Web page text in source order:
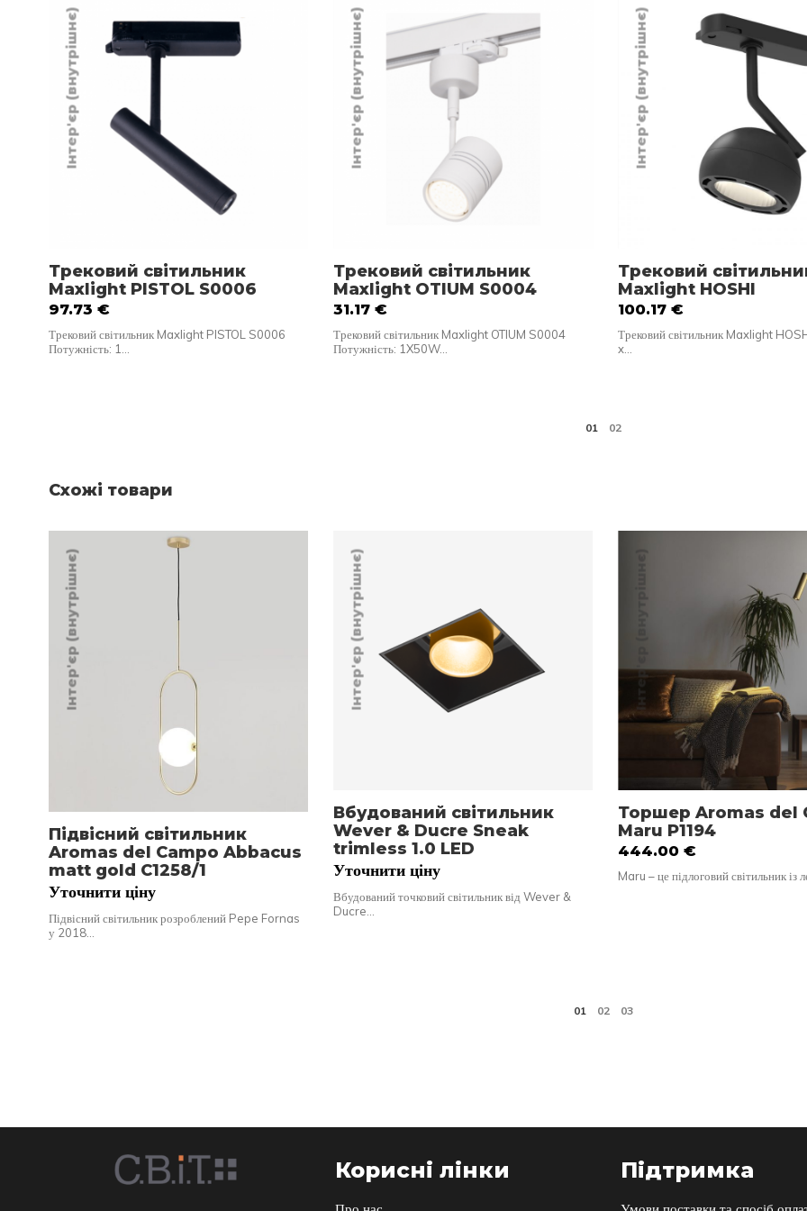
Інтер'єр (внутрішнє)
Трековий світильник
Maxlight PISTOL S0006
97.73 €
Трековий світильник Maxlight PISTOL S0006
Потужність: 1…
Інтер'єр (внутрішнє)
Трековий світильник
Maxlight OTIUM S0004
31.17 €
Трековий світильник Maxlight OTIUM S0004
Потужність: 1X50W…
Інтер'єр (внутрішнє)
Трековий
Maxlight HOSHI
100.17 €
Трековий світильник Maxlight
x…
Схожі товари
Інтер'єр (внутрішнє)
Підвісний світильник
Aromas del Campo Abbacus
matt gold C1258/1
Уточнити ціну
Підвісний світильник розроблений Pepe Fornas
у 2018…
Інтер'єр (внутрішнє)
Вбудований світильник
Wever & Ducre Sneak
trimless 1.0 LED
Уточнити ціну
Вбудований точковий світильник від Wever &
Ducre…
Інтер'єр (внутрішнє)
Торшер Aromas del
Maru P1194
444.00 €
Maru – це підлоговий світильник із
Корисні лінки Підтримка